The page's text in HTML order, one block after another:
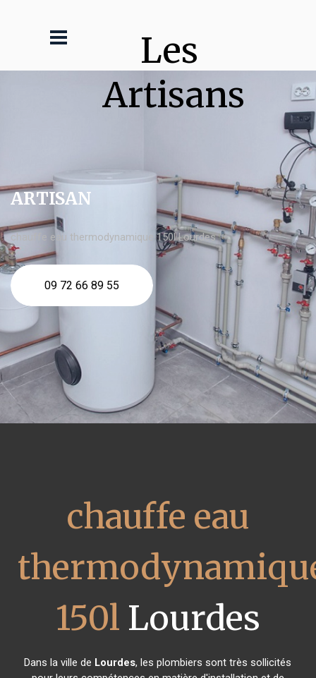
Les
Artisans
ARTISAN
chauffe eau thermodynamique 150l Lourdes
09 72 66 89 55
chauffe eau
150l Lourdes
Dans la ville de Lourdes, les plombiers sont très sollicités